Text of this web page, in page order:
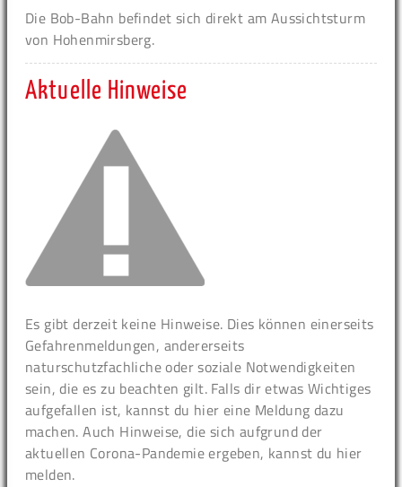
Die Bob-Bahn befindet sich direkt am Aussichtsturm
von Hohenmirsberg.
Aktuelle Hinweise
Es gibt derzeit keine Hinweise. Dies können einerseits
Gefahrenmeldungen, andererseits
naturschutzfachliche oder soziale Notwendigkeiten
sein, die es zu beachten gilt. Falls dir etwas Wichtiges
aufgefallen ist, kannst du hier eine Meldung dazu
machen. Auch Hinweise, die sich aufgrund der
aktuellen Corona-Pandemie ergeben, kannst du hier
melden.